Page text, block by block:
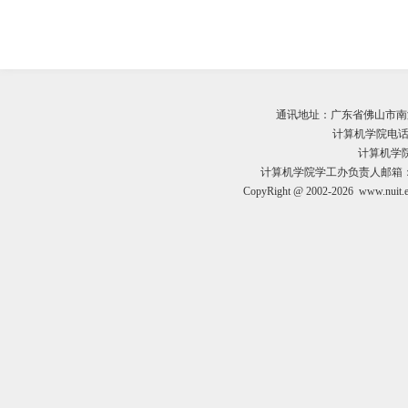
通讯地址：广东省佛山市
计算机学院电
计算机学
计算机学院学工办负责人邮箱
CopyRight @ 2002-2026